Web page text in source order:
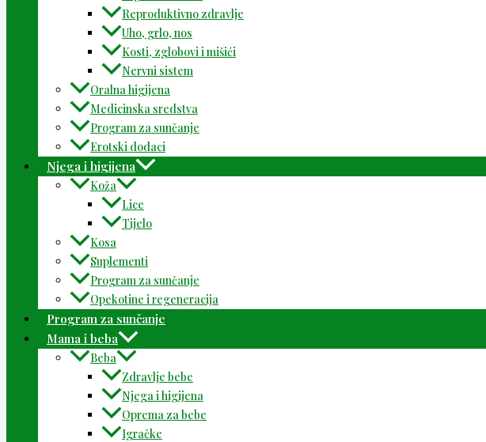
Reproduktivno zdravlje
Uho, grlo, nos
Kosti, zglobovi i mišići
Nervni sistem
Oralna higijena
Medicinska sredstva
Program za sunčanje
Erotski dodaci
Njega i higijena
Koža
Lice
Tijelo
Kosa
Suplementi
Program za sunčanje
Opekotine i regeneracija
Program za sunčanje
Mama i beba
Beba
Zdravlje bebe
Njega i higijena
Oprema za bebe
Igračke